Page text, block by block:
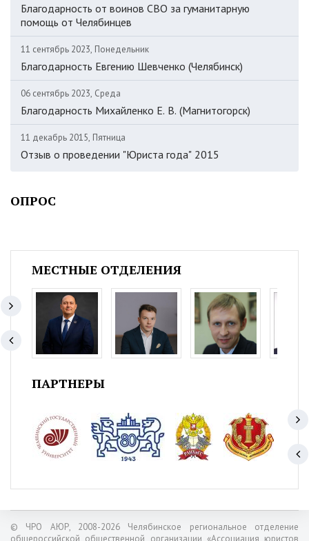
Благодарность от воинов СВО за гуманитарную
помощь от Челябинцев
11 сентябрь 2023, Понедельник
Благодарность Евгению Шевченко (Челябинск)
06 сентябрь 2023, Среда
Благодарность Михайленко Е. В. (Магнитогорск)
11 декабрь 2015, Пятница
Отзыв о проведении "Юриста года" 2015
ОПРОС
МЕСТНЫЕ ОТДЕЛЕНИЯ
ПАРТНЕРЫ
© ЧРО АЮР, 2008-2026 Челябинское региональное отделение
общероссийской общественной организации «Ассоциация юристов